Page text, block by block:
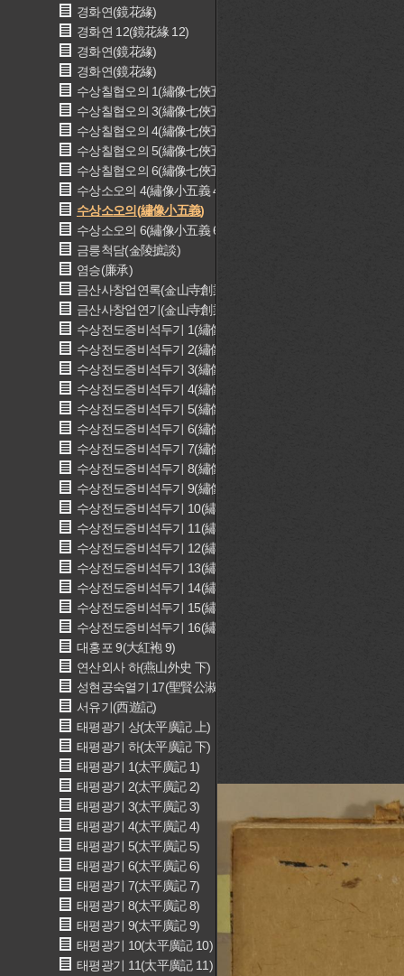
경화연(鏡花緣)
경화연 12(鏡花緣 12)
경화연(鏡花緣)
경화연(鏡花緣)
수상칠협오의 1(繡像七俠五義 1)
수상칠협오의 3(繡像七俠五義 3)
수상칠협오의 4(繡像七俠五義 4)
수상칠협오의 5(繡像七俠五義 5)
수상칠협오의 6(繡像七俠五義 6)
수상소오의 4(繡像小五義 4)
수상소오의(繡像小五義)
수상소오의 6(繡像小五義 6)
금릉척담(金陵摭談)
염승(廉承)
금산사창업연록(金山寺創業宴錄)
금산사창업연기(金山寺創業宴記)
수상전도증비석두기 1(繡像全圖增批石頭記 1)
수상전도증비석두기 2(繡像全圖增批石頭記 2)
수상전도증비석두기 3(繡像全圖增批石頭記 3)
수상전도증비석두기 4(繡像全圖增批石頭記 4)
수상전도증비석두기 5(繡像全圖增批石頭記 5)
수상전도증비석두기 6(繡像全圖增批石頭記 6)
수상전도증비석두기 7(繡像全圖增批石頭記 7)
수상전도증비석두기 8(繡像全圖增批石頭記 8)
수상전도증비석두기 9(繡像全圖增批石頭記 9)
수상전도증비석두기 10(繡像全圖增批石頭記 10)
수상전도증비석두기 11(繡像全圖增批石頭記 11)
수상전도증비석두기 12(繡像全圖增批石頭記 12)
수상전도증비석두기 13(繡像全圖增批石頭記 13)
수상전도증비석두기 14(繡像全圖增批石頭記 14)
수상전도증비석두기 15(繡像全圖增批石頭記 15)
수상전도증비석두기 16(繡像全圖增批石頭記 16)
대홍포 9(大紅袍 9)
연산외사 하(燕山外史 下)
성현공숙열기 17(聖賢公淑烈記 17)
서유기(西遊記)
태평광기 상(太平廣記 上)
태평광기 하(太平廣記 下)
태평광기 1(太平廣記 1)
태평광기 2(太平廣記 2)
태평광기 3(太平廣記 3)
태평광기 4(太平廣記 4)
태평광기 5(太平廣記 5)
태평광기 6(太平廣記 6)
태평광기 7(太平廣記 7)
태평광기 8(太平廣記 8)
태평광기 9(太平廣記 9)
태평광기 10(太平廣記 10)
태평광기 11(太平廣記 11)